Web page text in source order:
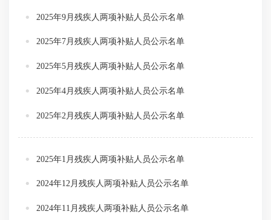
2025年9月残疾人两项补贴人员公示名单
2025年7月残疾人两项补贴人员公示名单
2025年5月残疾人两项补贴人员公示名单
2025年4月残疾人两项补贴人员公示名单
2025年2月残疾人两项补贴人员公示名单
2025年1月残疾人两项补贴人员公示名单
2024年12月残疾人两项补贴人员公示名单
2024年11月残疾人两项补贴人员公示名单